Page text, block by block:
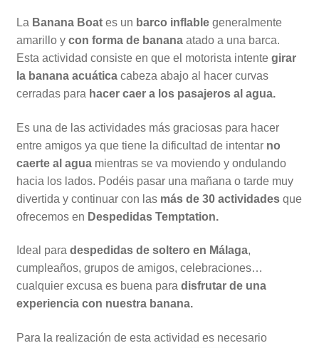
La Banana Boates un barco inflablegeneralmente
amarillo y con forma de bananaatado a una barca.
Esta actividad consiste en que el motorista intentegirar
la banana acuáticacabeza abajo al hacer curvas
cerradas para hacer caer a los pasajeros al agua.
Es una de las actividades más graciosas para hacer
entre amigos ya que tiene la dificultad de intentar no
caerte al aguamientras se va moviendo y ondulando
hacia los lados. Podéis pasar una mañana o tarde muy
divertida y continuar con las más de 30 actividadesque
ofrecemos en Despedidas Temptation.
Ideal para despedidas de soltero en Málaga,
cumpleaños, grupos de amigos, celebraciones…
cualquier excusa es buena para disfrutar de una
experiencia con nuestra banana.
Para la realización de esta actividad es necesario